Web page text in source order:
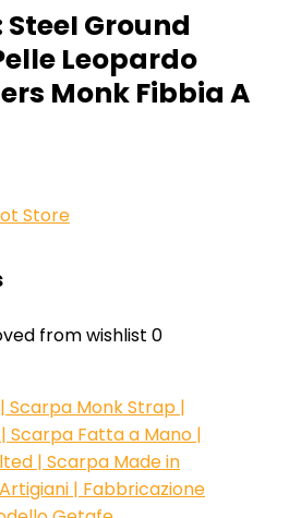
SteeI Ground
Leopardo
Monk Fibbia A
Store
from wishlist 0